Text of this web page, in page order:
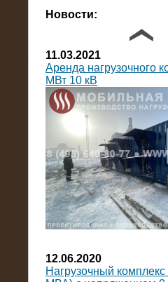
Новости:
11.03.2021
Аренда нагрузочного
МВт 10 кВ
12.06.2020
Нагрузочный